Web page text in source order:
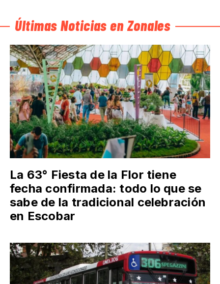
Últimas Noticias en Zonales
La 63° Fiesta de la Flor tiene
fecha confirmada: todo lo que se
sabe de la tradicional celebración
en Escobar